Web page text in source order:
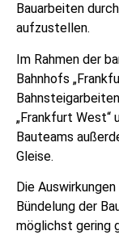
Bauarbeiten
aufzustellen.
Im Rahmen der
Bahnhofs
„Frankfurt West“
Bauteams
Gleise.
Die
Bündelung der
möglichst gering